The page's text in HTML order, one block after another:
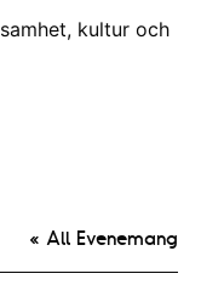
kultur och
« All Evenemang